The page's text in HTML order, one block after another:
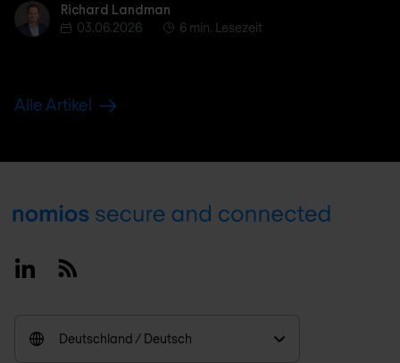
Richard Landman
Richard Landman
03.06.2026
6 min. Lesezeit
Alle Artikel
Footer
LinkedinRSS
Deutschland / Deutsch